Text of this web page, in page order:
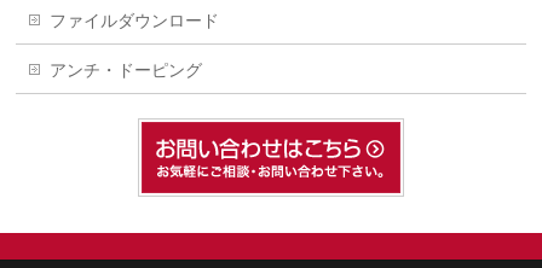
ファイルダウンロード
アンチ・ドーピング